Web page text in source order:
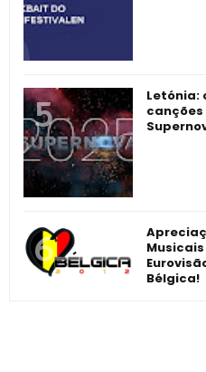
Letónia:
canções
Musicais
Bélgica!